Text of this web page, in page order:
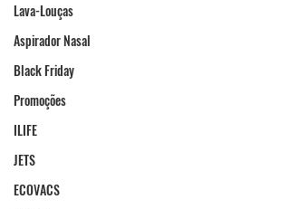
Lava-Louças
Aspirador Nasal
Black Friday
Promoções
ILIFE
JETS
ECOVACS